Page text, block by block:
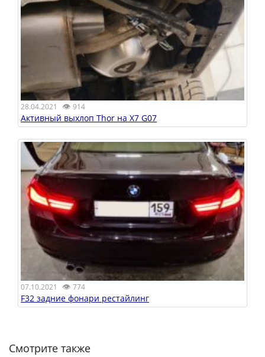
28.04.2021 👁 914
Активный выхлоп Thor на X7 G07
07.10.2021 👁 774
F32 задние фонари рестайлинг
Смотрите также